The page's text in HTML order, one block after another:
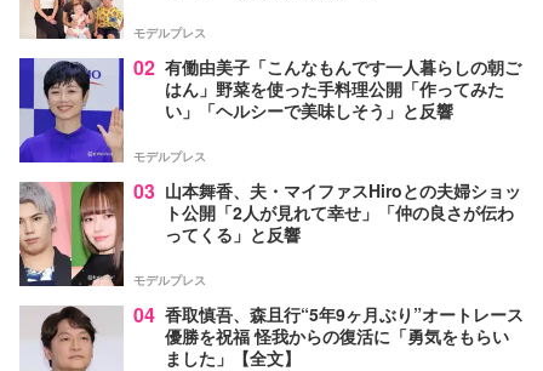
モデルプレス
02 有働由美子「こんなもんです一人暮らしの朝ご
はん」野菜を使った手料理公開「作ってみた
い」「ヘルシーで美味しそう」と反響
モデルプレス
03 山本舞香、夫・マイファスHiroとの夫婦ショッ
ト公開「2人が見れて幸せ」「仲の良さが伝わ
ってくる」と反響
モデルプレス
04 香取慎吾、森且行“5年9ヶ月ぶり”オートレース
優勝を祝福 怪我からの復活に「勇気をもらい
ました」【全文】